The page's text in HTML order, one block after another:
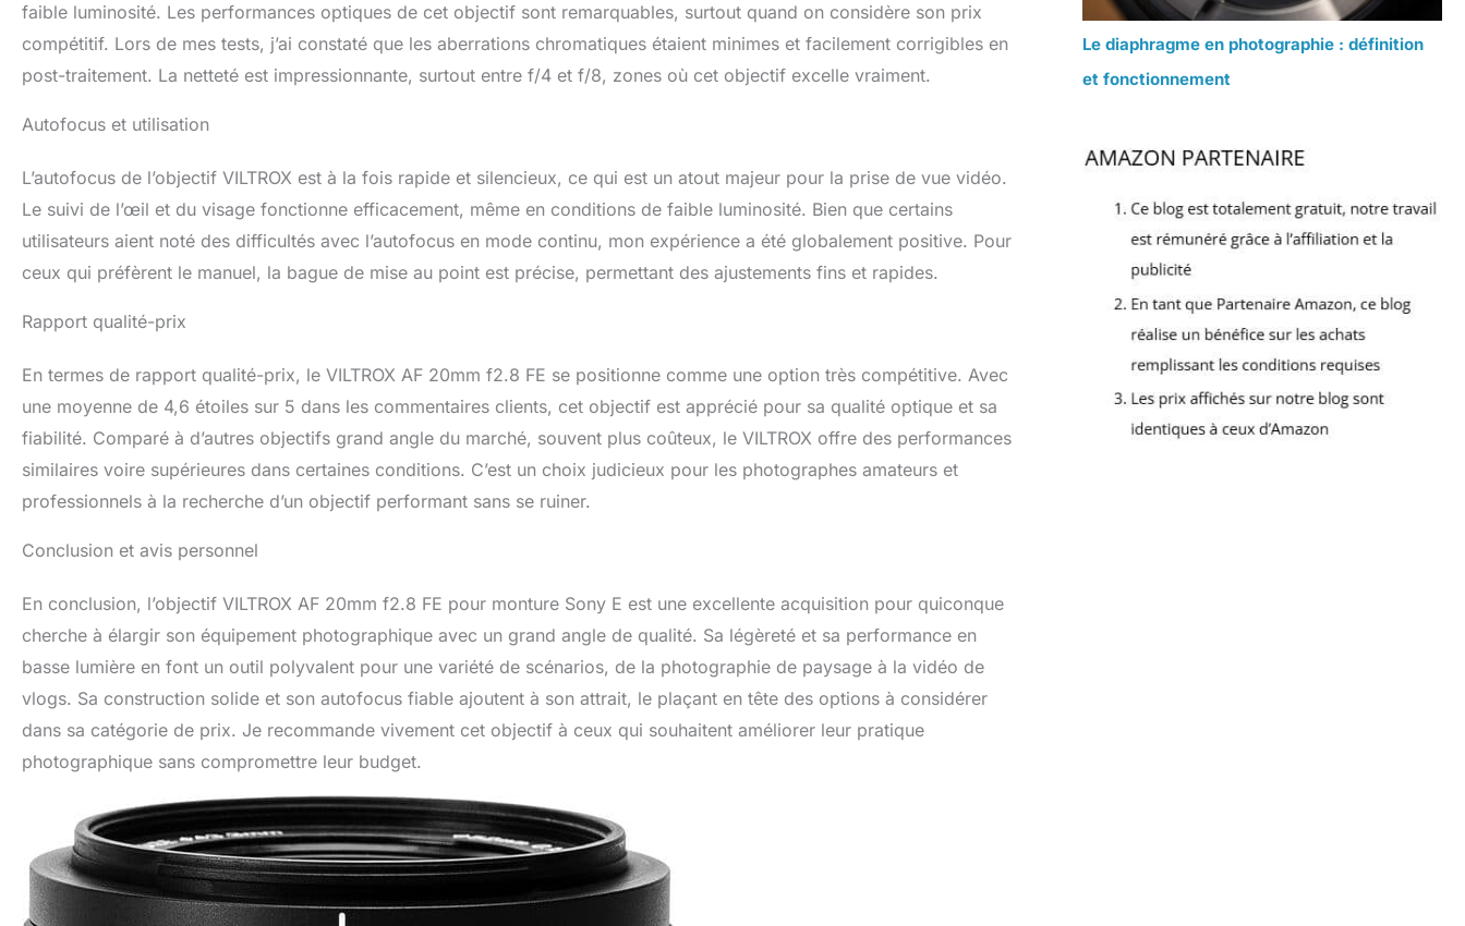
faible luminosité. Les performances optiques de cet objectif sont remarquables, surtout quand on considère son prix
compétitif. Lors de mes tests, j’ai constaté que les aberrations chromatiques étaient minimes et facilement corrigibles en
post-traitement. La netteté est impressionnante, surtout entre f/4 et f/8, zones où cet objectif excelle vraiment.
Autofocus et utilisation
L’autofocus de l’objectif VILTROX est à la fois rapide et silencieux, ce qui est un atout majeur pour la prise de vue vidéo.
Le suivi de l’œil et du visage fonctionne efficacement, même en conditions de faible luminosité. Bien que certains
utilisateurs aient noté des difficultés avec l’autofocus en mode continu, mon expérience a été globalement positive. Pour
ceux qui préfèrent le manuel, la bague de mise au point est précise, permettant des ajustements fins et rapides.
Rapport qualité-prix
En termes de rapport qualité-prix, le VILTROX AF 20mm f2.8 FE se positionne comme une option très compétitive. Avec
une moyenne de 4,6 étoiles sur 5 dans les commentaires clients, cet objectif est apprécié pour sa qualité optique et sa
fiabilité. Comparé à d’autres objectifs grand angle du marché, souvent plus coûteux, le VILTROX offre des performances
similaires voire supérieures dans certaines conditions. C’est un choix judicieux pour les photographes amateurs et
professionnels à la recherche d’un objectif performant sans se ruiner.
Conclusion et avis personnel
En conclusion, l’objectif VILTROX AF 20mm f2.8 FE pour monture Sony E est une excellente acquisition pour quiconque
cherche à élargir son équipement photographique avec un grand angle de qualité. Sa légèreté et sa performance en
basse lumière en font un outil polyvalent pour une variété de scénarios, de la photographie de paysage à la vidéo de
vlogs. Sa construction solide et son autofocus fiable ajoutent à son attrait, le plaçant en tête des options à considérer
dans sa catégorie de prix. Je recommande vivement cet objectif à ceux qui souhaitent améliorer leur pratique
photographique sans compromettre leur budget.
Le diaphragme en photographie : définition
et fonctionnement